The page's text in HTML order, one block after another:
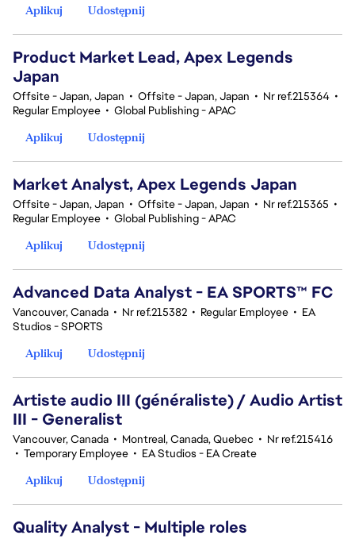
Aplikuj
Udostępnij
Product Market Lead, Apex Legends
Japan
Offsite - Japan, Japan • Offsite - Japan, Japan • Nr ref.215364 •
Regular Employee • Global Publishing - APAC
Aplikuj
Udostępnij
Market Analyst, Apex Legends Japan
Offsite - Japan, Japan • Offsite - Japan, Japan • Nr ref.215365 •
Regular Employee • Global Publishing - APAC
Aplikuj
Udostępnij
Advanced Data Analyst - EA SPORTS™ FC
Vancouver, Canada • Nr ref.215382 • Regular Employee • EA
Studios - SPORTS
Aplikuj
Udostępnij
Artiste audio III (généraliste) / Audio Artist
III - Generalist
Vancouver, Canada • Montreal, Canada, Quebec • Nr ref.215416
• Temporary Employee • EA Studios - EA Create
Aplikuj
Udostępnij
Quality Analyst - Multiple roles